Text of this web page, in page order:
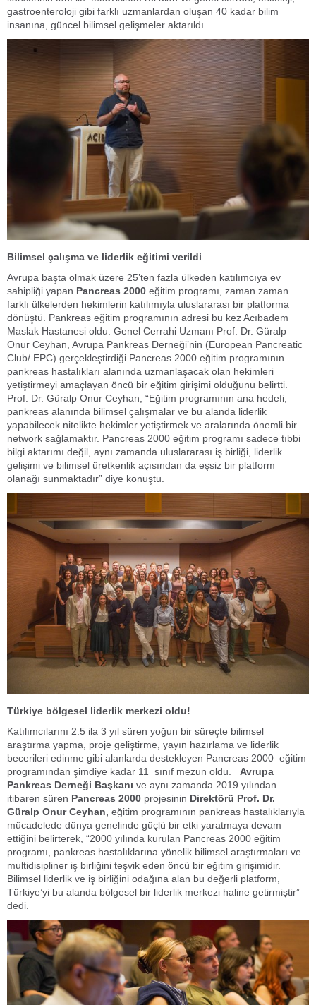
gastroenteroloji gibi farklı uzmanlardan oluşan 40 kadar bilim
insanına, güncel bilimsel gelişmeler aktarıldı.
Bilimsel çalışma ve liderlik eğitimi verildi
Avrupa başta olmak üzere 25’ten fazla ülkeden katılımcıya ev
sahipliği yapan Pancreas 2000 eğitim programı, zaman zaman
farklı ülkelerden hekimlerin katılımıyla uluslararası bir platforma
dönüştü. Pankreas eğitim programının adresi bu kez Acıbadem
Maslak Hastanesi oldu. Genel Cerrahi Uzmanı Prof. Dr. Güralp
Onur Ceyhan, Avrupa Pankreas Derneği’nin (European Pancreatic
Club/ EPC) gerçekleştirdiği Pancreas 2000 eğitim programının
pankreas hastalıkları alanında uzmanlaşacak olan hekimleri
yetiştirmeyi amaçlayan öncü bir eğitim girişimi olduğunu belirtti.
Prof. Dr. Güralp Onur Ceyhan, “Eğitim programının ana hedefi;
pankreas alanında bilimsel çalışmalar ve bu alanda liderlik
yapabilecek nitelikte hekimler yetiştirmek ve aralarında önemli bir
network sağlamaktır. Pancreas 2000 eğitim programı sadece tıbbi
bilgi aktarımı değil, aynı zamanda uluslararası iş birliği, liderlik
gelişimi ve bilimsel üretkenlik açısından da eşsiz bir platform
olanağı sunmaktadır” diye konuştu.
Türkiye bölgesel liderlik merkezi oldu!
Katılımcılarını 2.5 ila 3 yıl süren yoğun bir süreçte bilimsel
araştırma yapma, proje geliştirme, yayın hazırlama ve liderlik
becerileri edinme gibi alanlarda destekleyen Pancreas 2000 eğitim
programından şimdiye kadar 11 sınıf mezun oldu. Avrupa
Pankreas Derneği Başkanı ve aynı zamanda 2019 yılından
itibaren süren Pancreas 2000 projesinin Direktörü Prof. Dr.
Güralp Onur Ceyhan, eğitim programının pankreas hastalıklarıyla
mücadelede dünya genelinde güçlü bir etki yaratmaya devam
ettiğini belirterek, “2000 yılında kurulan Pancreas 2000 eğitim
programı, pankreas hastalıklarına yönelik bilimsel araştırmaları ve
multidisipliner iş birliğini teşvik eden öncü bir eğitim girişimidir.
Bilimsel liderlik ve iş birliğini odağına alan bu değerli platform,
Türkiye’yi bu alanda bölgesel bir liderlik merkezi haline getirmiştir”
dedi.